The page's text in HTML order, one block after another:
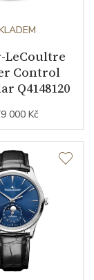
nátah
LeCoultre
Control
Q4148120
000 Kč